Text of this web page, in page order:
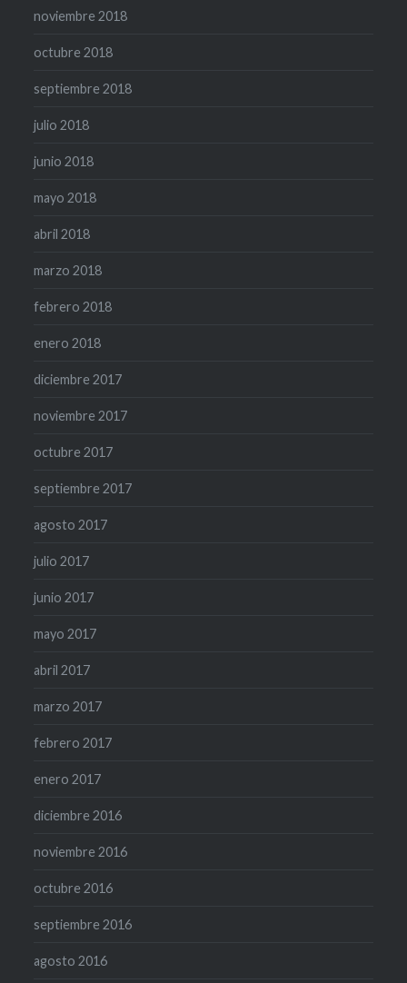
noviembre 2018
octubre 2018
septiembre 2018
julio 2018
junio 2018
mayo 2018
abril 2018
marzo 2018
febrero 2018
enero 2018
diciembre 2017
noviembre 2017
octubre 2017
septiembre 2017
agosto 2017
julio 2017
junio 2017
mayo 2017
abril 2017
marzo 2017
febrero 2017
enero 2017
diciembre 2016
noviembre 2016
octubre 2016
septiembre 2016
agosto 2016